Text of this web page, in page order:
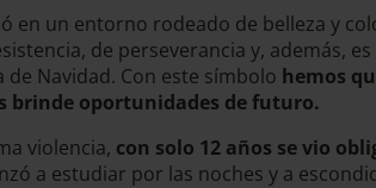
en un entorno rodeado de belleza y
de perseverancia y, además,
Navidad. Con este símbolo hemos
brinde oportunidades de futuro.
violencia, con solo 12 años se vio
a estudiar por las noches y a